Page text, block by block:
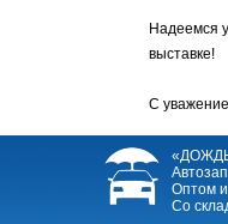
Надеемся
выставке!
С
Оптом
Со